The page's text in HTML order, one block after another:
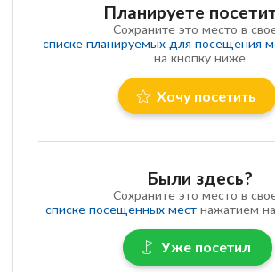
Планируете
Сохраните это место в
списке планируемых для посещения
на кнопку ниже
Хочу посетить
Были здесь?
Сохраните это место в
списке посещенных местнажатием
Уже посетил